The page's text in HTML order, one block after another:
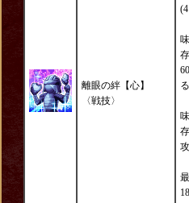
離眼の絆【心】
〈戦技〉
る